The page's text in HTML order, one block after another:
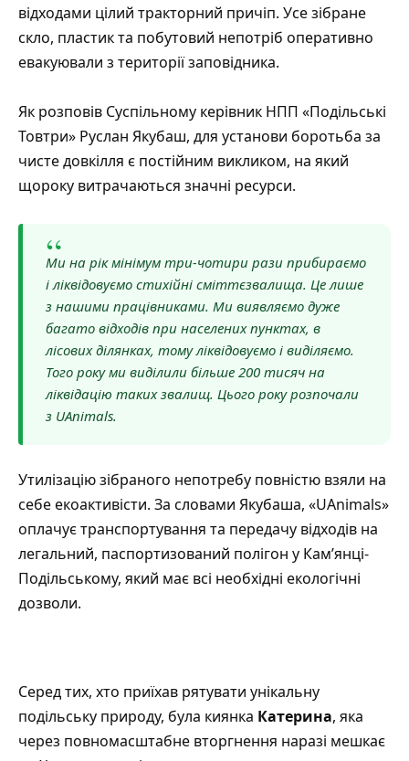
відходами цілий тракторний причіп. Усе зібране
скло, пластик та побутовий непотріб оперативно
евакуювали з території заповідника.
Як розповів Суспільному керівник НПП «Подільські
Товтри» Руслан Якубаш, для установи боротьба за
чисте довкілля є постійним викликом, на який
щороку витрачаються значні ресурси.
“
Ми на рік мінімум три-чотири рази прибираємо
і ліквідовуємо стихійні сміттєзвалища. Це лише
з нашими працівниками. Ми виявляємо дуже
багато відходів при населених пунктах, в
лісових ділянках, тому ліквідовуємо і виділяємо.
Того року ми виділили більше 200 тисяч на
ліквідацію таких звалищ. Цього року розпочали
з UAnimals.
Утилізацію зібраного непотребу повністю взяли на
себе екоактивісти. За словами Якубаша, «UAnimals»
оплачує транспортування та передачу відходів на
легальний, паспортизований полігон у Кам’янці-
Подільському, який має всі необхідні екологічні
дозволи.
Серед тих, хто приїхав рятувати унікальну
подільську природу, була киянка Катерина, яка
через повномасштабне вторгнення наразі мешкає